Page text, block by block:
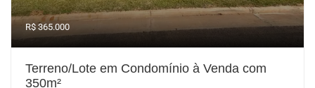
R$ 365.000
Terreno/Lote em Condomínio à Venda com
350m²